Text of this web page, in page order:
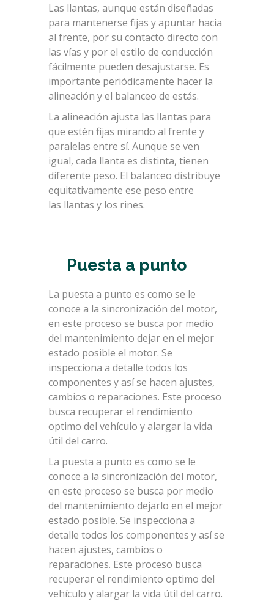
Las llantas, aunque están diseñadas
para mantenerse fijas y apuntar hacia
al frente, por su contacto directo con
las vías y por el estilo de conducción
fácilmente pueden desajustarse. Es
importante periódicamente hacer la
alineación y el balanceo de estás.
La alineación ajusta las llantas para
que estén fijas mirando al frente y
paralelas entre sí. Aunque se ven
igual, cada llanta es distinta, tienen
diferente peso. El balanceo distribuye
equitativamente ese peso entre
las llantas y los rines.
Puesta a punto
La puesta a punto es como se le
conoce a la sincronización del motor,
en este proceso se busca por medio
del mantenimiento dejar en el mejor
estado posible el motor. Se
inspecciona a detalle todos los
componentes y así se hacen ajustes,
cambios o reparaciones. Este proceso
busca recuperar el rendimiento
optimo del vehículo y alargar la vida
útil del carro.
La puesta a punto es como se le
conoce a la sincronización del motor,
en este proceso se busca por medio
del mantenimiento dejarlo en el mejor
estado posible. Se inspecciona a
detalle todos los componentes y así se
hacen ajustes, cambios o
reparaciones. Este proceso busca
recuperar el rendimiento optimo del
vehículo y alargar la vida útil del carro.